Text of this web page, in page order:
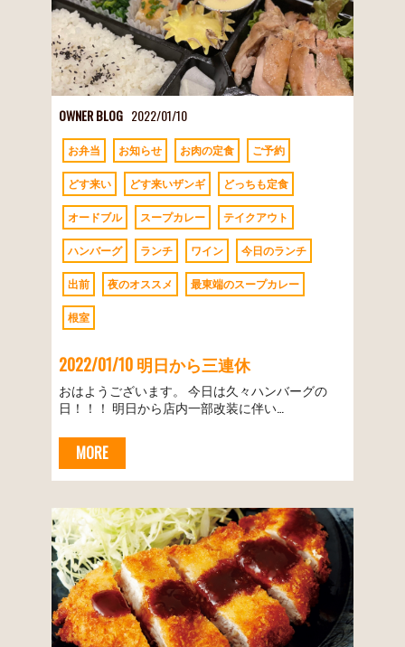
OWNER BLOG 2022/01/10
お弁当 お知らせ お肉の定食 ご予約
どす来い どす来いザンギ どっちも定食
オードブル スープカレー テイクアウト
ハンバーグ ランチ ワイン 今日のランチ
出前 夜のオススメ 最東端のスープカレー
根室
2022/01/10 明日から三連休
おはようございます。 今日は久々ハンバーグの
日！！！ 明日から店内一部改装に伴い…
MORE